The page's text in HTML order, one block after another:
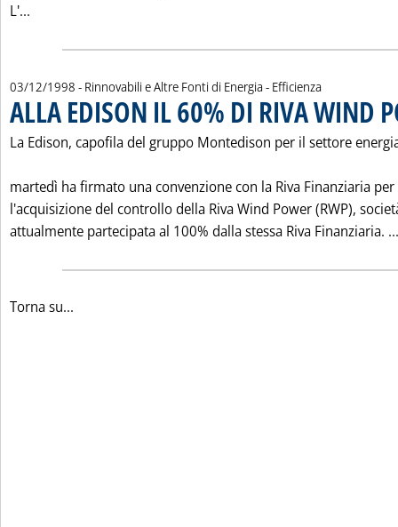
L'...
03/12/1998 - Rinnovabili e Altre Fonti di Energia - Efficienza
ALLA EDISON IL 60% DI RIVA WIND
La Edison, capofila del gruppo Montedison per il settore
martedì ha firmato una convenzione con la Riva Finanziaria per
l'acquisizione del controllo della Riva Wind Power (RWP),
attualmente partecipata al 100% dalla stessa Riva Finanziaria. ...
Torna su...